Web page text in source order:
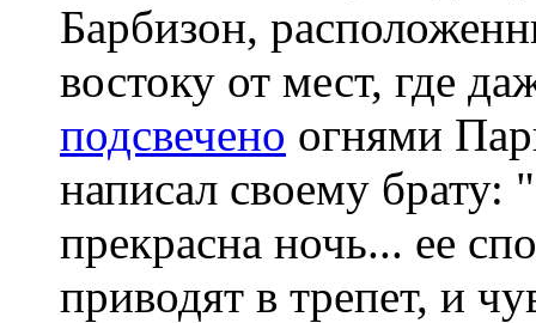
Барбизон,
востоку от мест, где
подсвечено огнями
написал своему брату:
прекрасна ночь... ее
приводят в трепет, и